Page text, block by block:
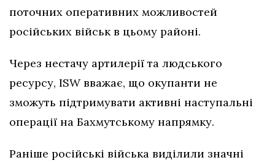
поточних оперативних можливостей
російських військ в цьому районі.
Через нестачу артилерії та людського
ресурсу, ISW вважає, що окупанти не
зможуть підтримувати активні наступальні
операції на Бахмутському напрямку.
Раніше російські війська виділили значні